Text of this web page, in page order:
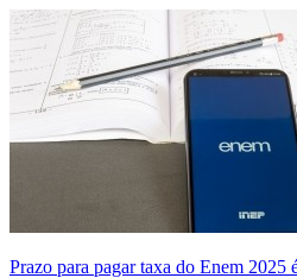
Prazo para pagar taxa do Enem 2025